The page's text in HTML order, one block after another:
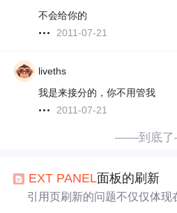
不会给你的
2011-07-21
liveths
我是来接分的，你不用管我
2011-07-21
——到底
EXT PANEL面板的刷新
引用页刷新的问题不仅仅体现